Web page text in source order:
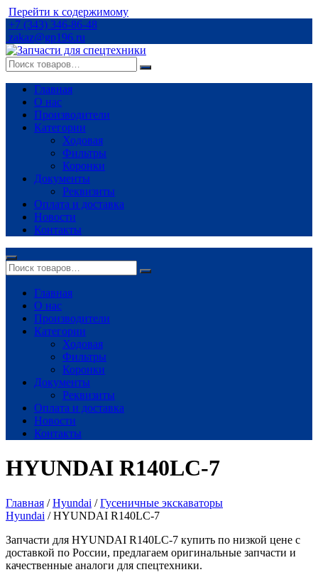
Перейти к содержимому
+7 (343) 346-86-48
zakaz@gp196.ru
Главная
О нас
Производители
Категории
Ходовая
Фильтры
Коронки
Документы
Реквизиты
Оплата и доставка
Новости
Контакты
Главная
О нас
Производители
Категории
Ходовая
Фильтры
Коронки
Документы
Реквизиты
Оплата и доставка
Новости
Контакты
HYUNDAI R140LC-7
Главная /Hyundai /Гусеничные экскаваторы
Hyundai / HYUNDAI R140LC-7
Запчасти для HYUNDAI R140LC-7 купить по низкой цене с
доставкой по России, предлагаем оригинальные запчасти и
качественные аналоги для спецтехники.